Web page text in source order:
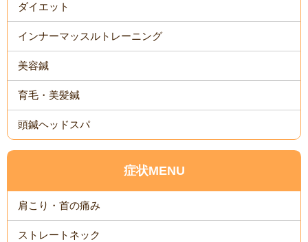
ダイエット
インナーマッスルトレーニング
美容鍼
育毛・美髪鍼
頭鍼ヘッドスパ
症状MENU
肩こり・首の痛み
ストレートネック